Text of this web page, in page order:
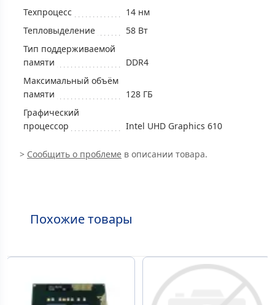
Техпроцесс
14 нм
Тепловыделение
58 Вт
Тип поддерживаемой
памяти
DDR4
Максимальный объём
памяти
128 ГБ
Графический
процессор
Intel UHD Graphics 610
> Сообщить о проблеме в описании товара.
Похожие товары